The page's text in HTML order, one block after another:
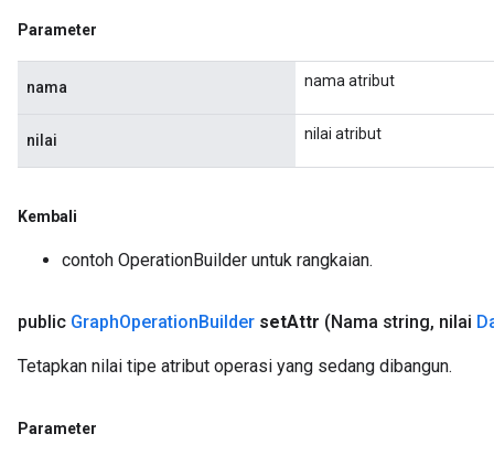
Parameter
nama nama atribut
nilai nilai atribut
Kembali
contoh OperationBuilder untuk rangkaian.
public GraphOperationBuilder setAttr (Nama string, nilai
Tetapkan nilai tipe atribut operasi yang sedang dibangun.
Parameter